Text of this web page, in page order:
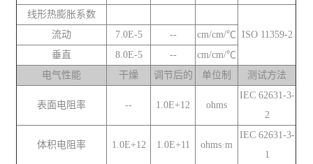
线形热膨胀系数
ISO 11359-2
流动 7.0E-5 --
cm/cm/℃
垂直
8.0E-5 --
cm/cm/℃
电气性能
干燥 调节后的 单位制 测试方法
表面电阻率 -- 1.0E+12 ohms
IEC 62631-3-
2
体积电阻率 1.0E+12 1.0E+11 ohms·m
IEC 62631-3-
1